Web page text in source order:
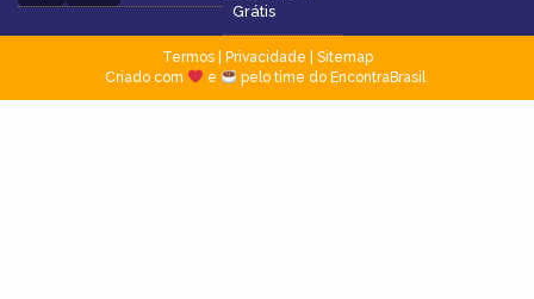
Grátis
Termos| Privacidade
Sitemap
Criado com
e pelo time do EncontraBrasil